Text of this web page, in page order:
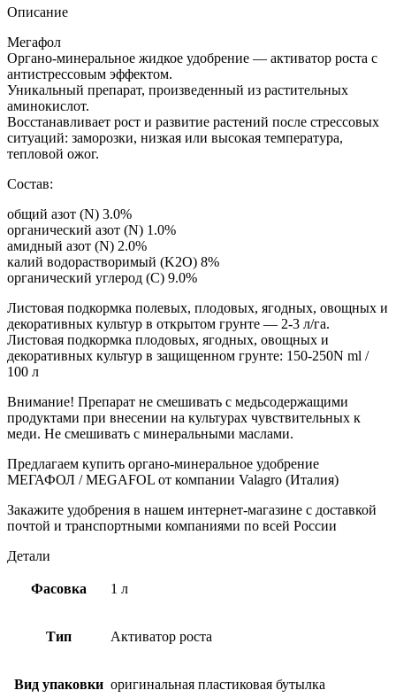
Описание
Мегафол
Органо-минеральное жидкое удобрение — активатор роста с
антистрессовым эффектом.
Уникальный препарат, произведенный из растительных
аминокислот.
Восстанавливает рост и развитие растений после стрессовых
ситуаций: заморозки, низкая или высокая температура,
тепловой ожог.
Состав:
общий азот (N) 3.0%
органический азот (N) 1.0%
амидный азот (N) 2.0%
калий водорастворимый (K2O) 8%
органический углерод (С) 9.0%
Листовая подкормка полевых, плодовых, ягодных, овощных и
декоративных культур в открытом грунте — 2-3 л/га.
Листовая подкормка плодовых, ягодных, овощных и
декоративных культур в защищенном грунте: 150-250N ml /
100 л
Внимание! Препарат не смешивать с медьсодержащими
продуктами при внесении на культурах чувствительных к
меди. Не смешивать с минеральными маслами.
Предлагаем купить органо-минеральное удобрение
МЕГАФОЛ / MEGAFOL от компании Valagro (Италия)
Закажите удобрения в нашем интернет-магазине с доставкой
почтой и транспортными компаниями по всей России
Детали
Фасовка 1 л
Тип Активатор роста
Вид упаковки оригинальная пластиковая бутылка